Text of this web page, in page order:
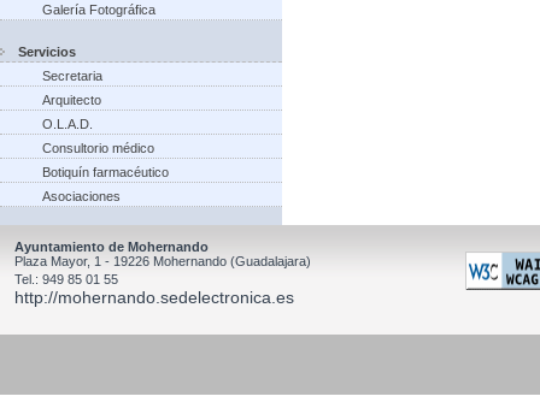
Galería Fotográfica
Servicios
Secretaria
Arquitecto
O.L.A.D.
Consultorio médico
Botiquín farmacéutico
Asociaciones
Ayuntamiento de Mohernando
Plaza Mayor, 1 - 19226 Mohernando (Guadalajara)
Tel.: 949 85 01 55
http://mohernando.sedelectronica.es